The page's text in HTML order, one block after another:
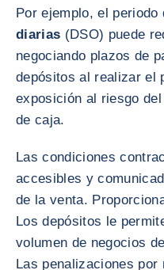
Por ejemplo, el
diarias (DSO) puede
negociando plazos de
depósitos al realizar el
exposición al riesgo
de caja.
Las condiciones
accesibles y
de la venta.
Los depósitos le
volumen de negocios
Las penalizaciones por